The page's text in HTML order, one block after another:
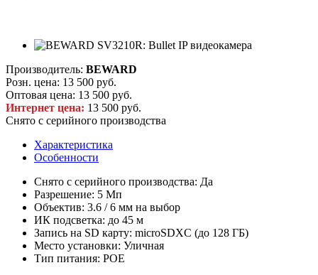
Производитель: BEWARD
Розн. цена: 13 500 руб.
Оптовая цена: 13 500 руб.
Интернет цена: 13 500 руб.
Снято с серийного производства
Характеристика
Особенности
Снято с серийного производства: Да
Разрешение: 5 Мп
Объектив: 3.6 / 6 мм на выбор
ИК подсветка: до 45 м
Запись на SD карту: microSDXC (до 128 ГБ)
Место установки: Уличная
Тип питания: POE